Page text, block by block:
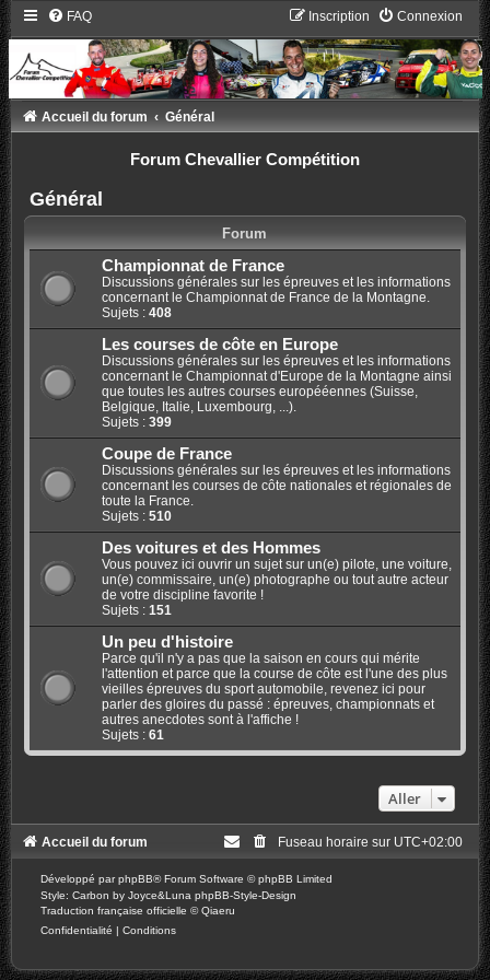
FAQ Connexion
Inscription
Accueil du forum Général
Forum Chevallier Compétition
Général
Forum
Championnat de France
Discussions générales sur les épreuves et les informations
concernant le Championnat de France de la Montagne.
Sujets : 408
Les courses de côte en Europe
Discussions générales sur les épreuves et les informations
concernant le Championnat d'Europe de la Montagne ainsi
que toutes les autres courses europééennes (Suisse,
Belgique, Italie, Luxembourg, ...).
Sujets : 399
Coupe de France
Discussions générales sur les épreuves et les informations
concernant les courses de côte nationales et régionales de
toute la France.
Sujets : 510
Des voitures et des Hommes
Vous pouvez ici ouvrir un sujet sur un(e) pilote, une voiture,
un(e) commissaire, un(e) photographe ou tout autre acteur
de votre discipline favorite !
Sujets : 151
Un peu d'histoire
Parce qu'il n'y a pas que la saison en cours qui mérite
l'attention et parce que la course de côte est l'une des plus
vieilles épreuves du sport automobile, revenez ici pour
parler des gloires du passé : épreuves, championnats et
autres anecdotes sont à l'affiche !
Sujets : 61
Aller
Accueil du forum Fuseau horaire sur UTC+02:00
Développé parphpBB® Forum Software © phpBB Limited
Style: Carbon by Joyce&Luna phpBB-Style-Design
Traduction française officielle ©Qiaeru
Confidentialité | Conditions